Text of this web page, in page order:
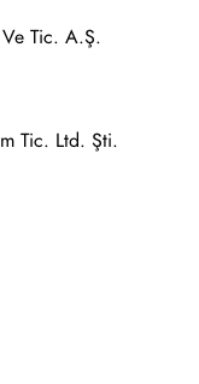
Tic. A.Ş.
Tic. Ltd. Şti.